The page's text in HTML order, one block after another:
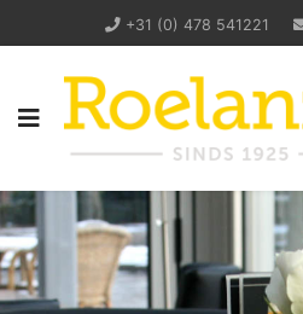
+31 (0) 478 541221